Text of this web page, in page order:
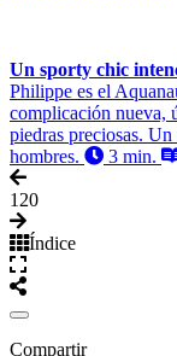
Un sporty chic
Philippe es el
complicación nueva,
piedras preciosas.
hombres.
3 min.
120
Índice
Compartir